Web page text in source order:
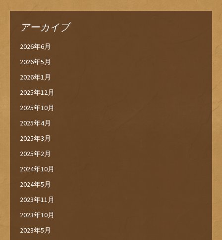
アーカイブ
2026年6月
2026年5月
2026年1月
2025年12月
2025年10月
2025年4月
2025年3月
2025年2月
2024年10月
2024年5月
2023年11月
2023年10月
2023年5月